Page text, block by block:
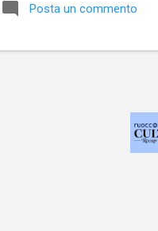
Posta un commento